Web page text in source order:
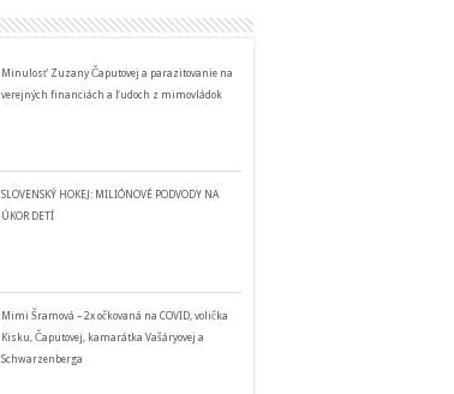
Minulosť Zuzany Čaputovej a parazitovanie na
verejných financiách a ľudoch z mimovládok
SLOVENSKÝ HOKEJ: MILIÓNOVÉ PODVODY NA
ÚKOR DETÍ
Mimi Šramová – 2x očkovaná na COVID, volička
Kisku, Čaputovej, kamarátka Vašáryovej a
Schwarzenberga